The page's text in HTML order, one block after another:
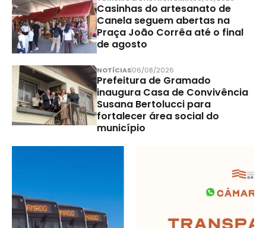
Casinhas do artesanato de
Canela seguem abertas na
Praça João Corrêa até o final
de agosto
NOTÍCIAS06/08/2026
Prefeitura de Gramado
inaugura Casa de Convivência
Susana Bertolucci para
fortalecer área social do
município